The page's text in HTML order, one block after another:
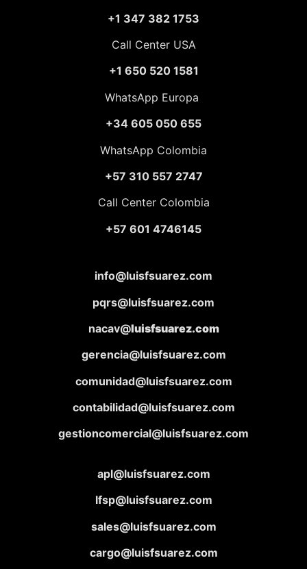
+1 347 382 1753
Call Center USA
+1 650 520 1581
WhatsApp Europa
+34 605 050 655
WhatsApp Colombia
+57 310 557 2747
Call Center Colombia
+57 601 4746145
info@luisfsuarez.com
pqrs@luisfsuarez.com
nacav@luisfsuarez.com
gerencia@luisfsuarez.com
comunidad@luisfsuarez.com
contabilidad@luisfsuarez.com
gestioncomercial@luisfsuarez.com
apl@luisfsuarez.com
lfsp@luisfsuarez.com
sales@luisfsuarez.com
cargo@luisfsuarez.com